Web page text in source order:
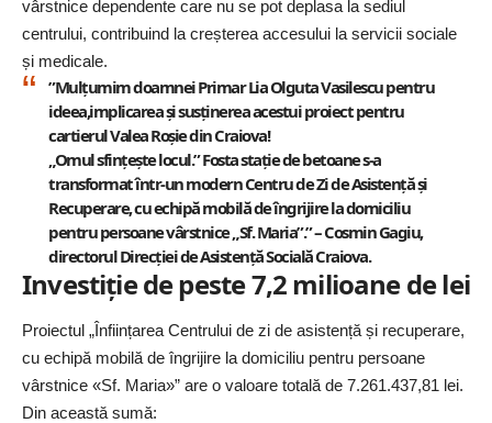
vârstnice dependente care nu se pot deplasa la sediul
centrului, contribuind la creșterea accesului la servicii sociale
și medicale.
”Mulțumim doamnei Primar Lia Olguta Vasilescu pentru
ideea,implicarea și susținerea acestui proiect pentru
cartierul Valea Roșie din Craiova!
„Omul sfințește locul.” Fosta stație de betoane s-a
transformat într-un modern Centru de Zi de Asistență și
Recuperare, cu echipă mobilă de îngrijire la domiciliu
pentru persoane vârstnice „Sf. Maria”.” – Cosmin Gagiu,
directorul Direcției de Asistență Socială Craiova.
Investiție de peste 7,2 milioane de lei
Proiectul „Înființarea Centrului de zi de asistență și recuperare,
cu echipă mobilă de îngrijire la domiciliu pentru persoane
vârstnice «Sf. Maria»” are o valoare totală de 7.261.437,81 lei.
Din această sumă: